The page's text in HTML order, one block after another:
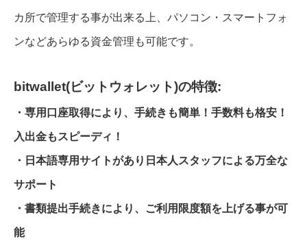
カ所で管理する事が出来る上、パソコン・スマートフォ
ンなどあらゆる資金管理も可能です。
bitwallet(ビットウォレット)の特徴:
・専用口座取得により、手続きも簡単！手数料も格安！
入出金もスピーディ！
・日本語専用サイトがあり日本人スタッフによる万全な
サポート
・書類提出手続きにより、ご利用限度額を上げる事が可
能